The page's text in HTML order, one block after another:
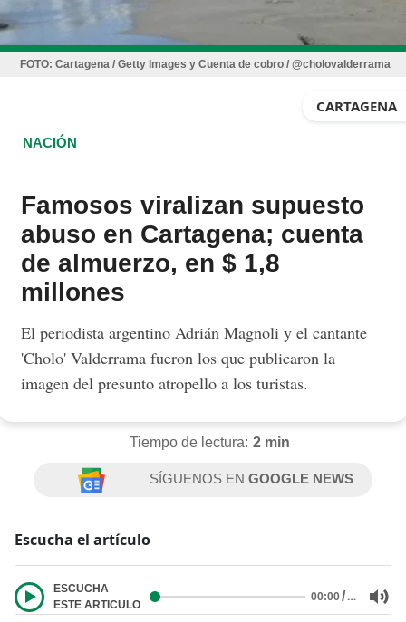
FOTO: Cartagena / Getty Images y Cuenta de cobro / @cholovalderrama
CARTAGENA
NACIÓN
Famosos viralizan supuesto
abuso en Cartagena; cuenta
de almuerzo, en $ 1,8
millones
El periodista argentino Adrián Magnoli y el cantante
'Cholo' Valderrama fueron los que publicaron la
imagen del presunto atropello a los turistas.
Tiempo de lectura: 2 min
SÍGUENOS ENGOOGLE NEWS
Escucha el artículo
ESCUCHA
ESTE ARTICULO
00:00/…